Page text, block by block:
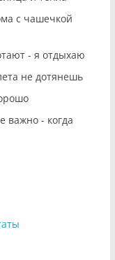
с чашечкой
- я отдыхаю
не дотянешь
важно - когда